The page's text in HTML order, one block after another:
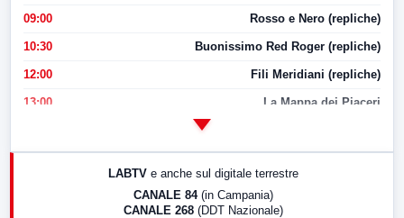
09:00 Rosso e Nero (repliche)
10:30 Buonissimo Red Roger (repliche)
12:00 Fili Meridiani (repliche)
13:00 La Mappa dei Piaceri
17:00 LabNews (replica)
LABTV e anche sul digitale terrestre
CANALE 84 (in Campania)
CANALE 268 (DDT Nazionale)